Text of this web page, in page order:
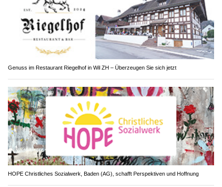
Genuss im Restaurant Riegelhof in Wil ZH – Überzeugen Sie sich jetzt
HOPE Christliches Sozialwerk, Baden (AG), schafft Perspektiven und Hoffnung